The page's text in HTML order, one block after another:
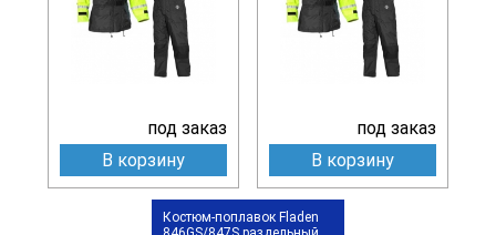
под заказ
В корзину
под заказ
В корзину
Костюм-поплавок Fladen